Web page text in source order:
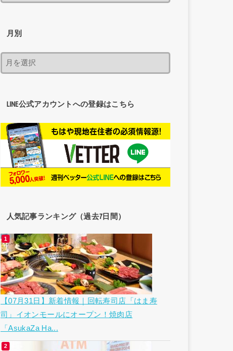
月別
LINE公式アカウントへの登録はこちら
人気記事ランキング（過去7日間）
【07月31日】新着情報｜回転寿司店「はま寿
司」イオンモールにオープン！焼肉店
「AsukaZa Ha...